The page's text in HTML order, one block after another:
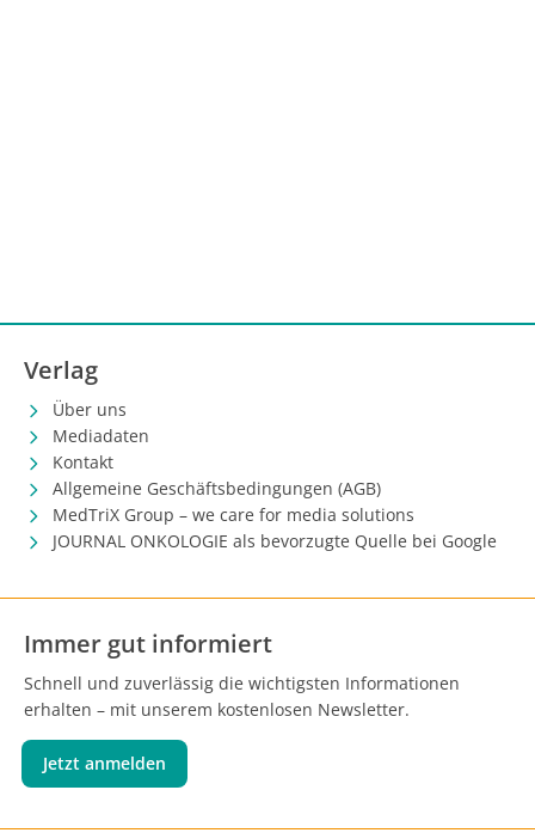
Verlag
Über uns
Mediadaten
Kontakt
Allgemeine Geschäftsbedingungen (AGB)
MedTriX Group – we care for media solutions
JOURNAL ONKOLOGIE als bevorzugte Quelle bei Google
Immer gut informiert
Schnell und zuverlässig die wichtigsten Informationen
erhalten – mit unserem kostenlosen Newsletter.
Jetzt anmelden